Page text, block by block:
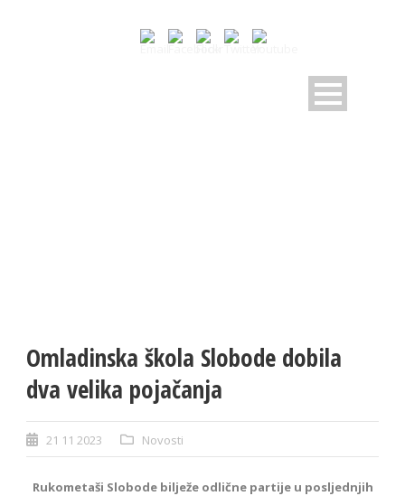
Omladinska škola Slobode dobila
dva velika pojačanja
21 11 2023 Novosti
Rukometaši Slobode bilježe odlične partije u posljednjih